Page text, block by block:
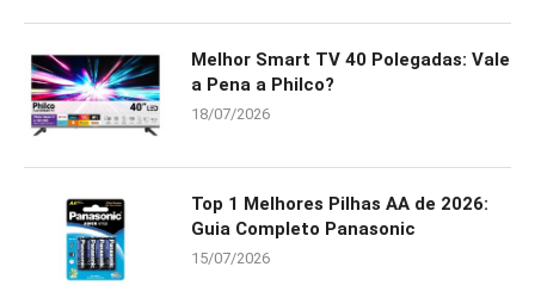
Melhor Smart TV 40 Polegadas: Vale
a Pena a Philco?
18/07/2026
Top 1 Melhores Pilhas AA de 2026:
Guia Completo Panasonic
15/07/2026